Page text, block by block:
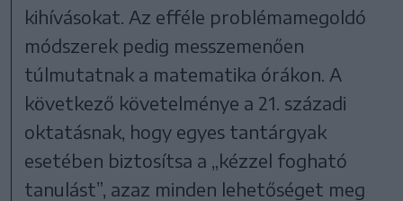
kihívásokat. Az efféle problémamegoldó
módszerek pedig messzemenően
túlmutatnak a matematika órákon. A
következő követelménye a 21. századi
oktatásnak, hogy egyes tantárgyak
esetében biztosítsa a „kézzel fogható
tanulást”, azaz minden lehetőséget meg